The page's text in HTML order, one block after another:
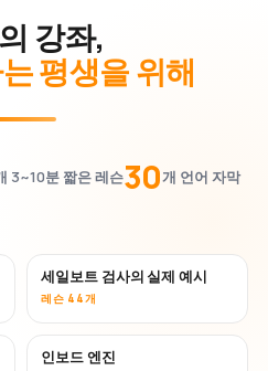
강좌,
평생을 위해
3~10분 짧은 레슨30개 언어 자막
세일보트 검사의 실제 예시
레슨 44개
인보드 엔진